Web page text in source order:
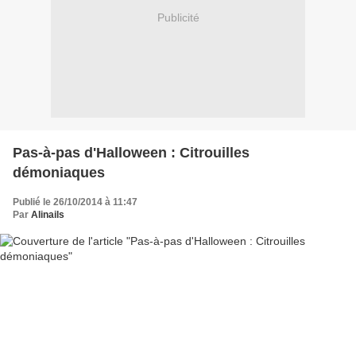
Publicité
Pas-à-pas d'Halloween : Citrouilles
démoniaques
Publié le 26/10/2014 à 11:47
Par Alinails